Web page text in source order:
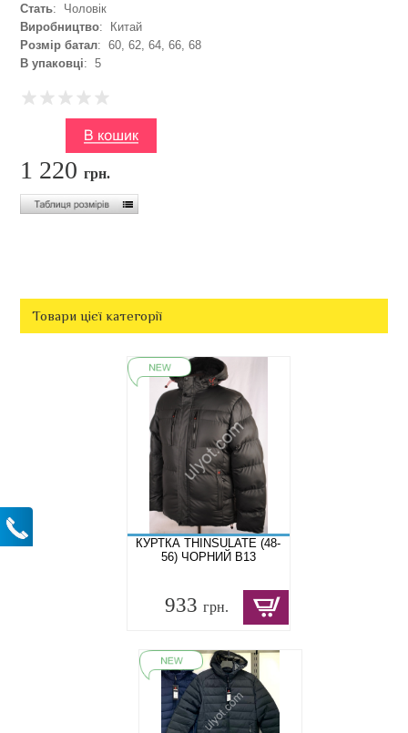
Стать: Чоловік
Виробництво: Китай
Розмір батал: 60, 62, 64, 66, 68
В упаковці: 5
1 220грн.
Товари цієї категорії
КУРТКА THINSULATE (48-
56) ЧОРНИЙ B13
933 грн.